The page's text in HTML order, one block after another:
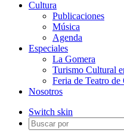
Cultura
Publicaciones
Música
Agenda
Especiales
La Gomera
Turismo Cultural
Feria de Teatro
Nosotros
Switch skin